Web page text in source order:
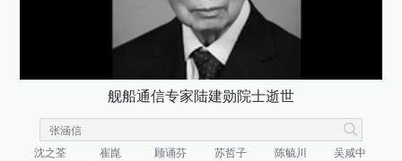
舰船通信专家陆建勋院士逝世
沈之荃 崔崑 顾诵芬 苏哲子 陈毓川
吴咸中